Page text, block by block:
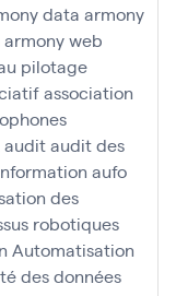
data armony
armony web
pilotage
association
auditaudit des
aufo
des
robotiques
Automatisation
des données